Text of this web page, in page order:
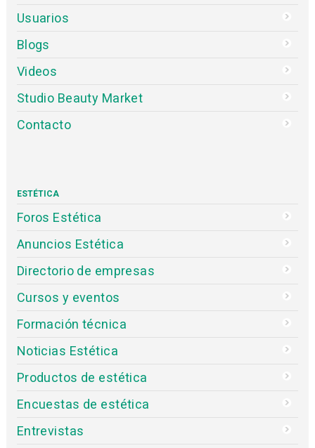
Usuarios
Blogs
Videos
Studio Beauty Market
Contacto
ESTÉTICA
Foros Estética
Anuncios Estética
Directorio de empresas
Cursos y eventos
Formación técnica
Noticias Estética
Productos de estética
Encuestas de estética
Entrevistas